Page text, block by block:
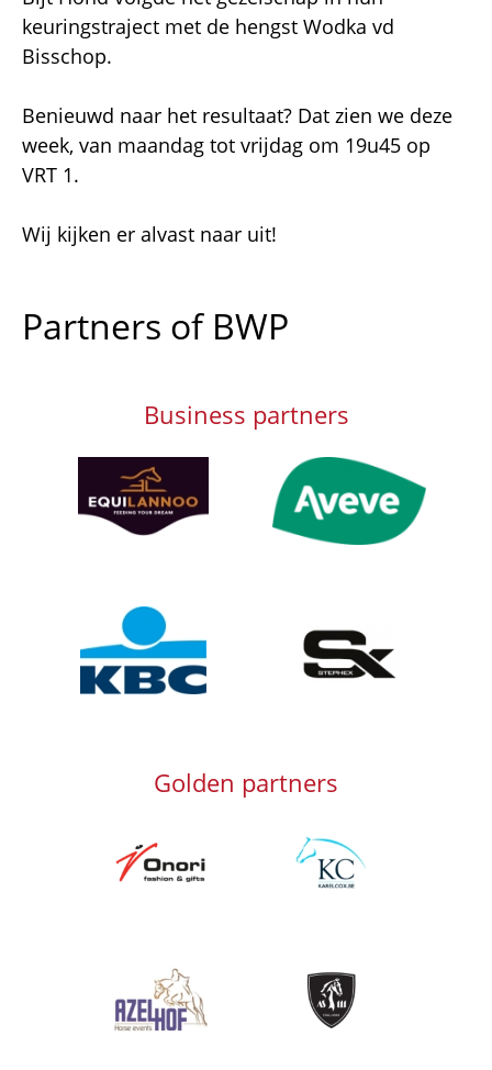
keuringstraject met de hengst Wodka vd
Bisschop.
Benieuwd naar het resultaat? Dat zien we deze
week, van maandag tot vrijdag om 19u45 op
VRT 1.
Wij kijken er alvast naar uit!
Partners of BWP
Business partners
Afbeelding Afbeelding
Afbeelding
Golden partners
Afbeelding Afbeelding
Afbeelding Afbeelding